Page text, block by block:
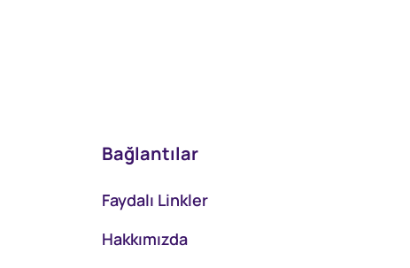
Bağlantılar
Faydalı Linkler
Hakkımızda